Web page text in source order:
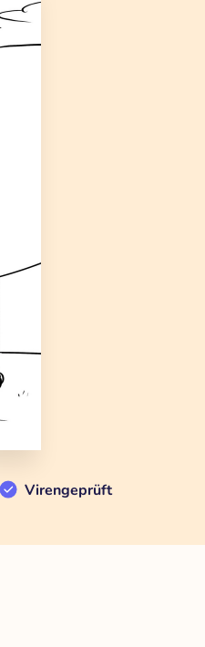
Virengeprüft